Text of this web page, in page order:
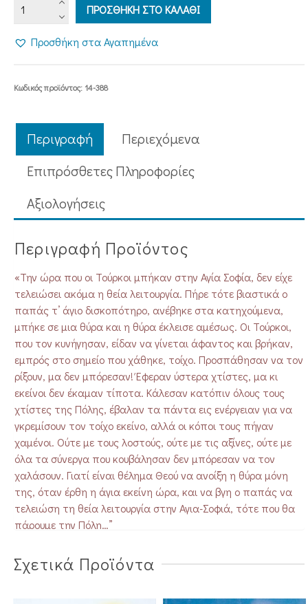
ΤΗΣ
ΠΟΛΗΣ
ΠΡΟΣΘΗΚΗ ΣΤΟ ΚΑΛΑΘΙ
Προσθήκη στα Αγαπημένα
Κωδικός προϊόντος: 14-388
Περιγραφή
Περιεχόμενα
Επιπρόσθετες Πληροφορίες
Aξιολογήσεις
Περιγραφή Προϊόντος
«Την ώρα που οι Τούρκοι μπήκαν στην Αγία Σοφία, δεν είχε
τελειώσει ακόμα η θεία λειτουργία. Πήρε τότε βιαστικά ο
παπάς τ’ άγιο δισκοπότηρο, ανέβηκε στα κατηχούμενα,
μπήκε σε μια θύρα και η θύρα έκλεισε αμέσως. Οι Τούρκοι,
που τον κυνήγησαν, είδαν να γίνεται άφαντος και βρήκαν,
εμπρός στο σημείο που χάθηκε, τοίχο. Προσπάθησαν να τον
ρίξουν, μα δεν μπόρεσαν! Έφεραν ύστερα χτίστες, μα κι
εκείνοι δεν έκαμαν τίποτα. Κάλεσαν κατόπιν όλους τους
χτίστες της Πόλης, έβαλαν τα πάντα εις ενέργειαν για να
γκρεμίσουν τον τοίχο εκείνο, αλλά οι κόποι τους πήγαν
χαμένοι. Ούτε με τους λοστούς, ούτε με τις αξίνες, ούτε με
όλα τα σύνεργα που κουβάλησαν δεν μπόρεσαν να τον
χαλάσουν. Γιατί είναι θέλημα Θεού να ανοίξη η θύρα μόνη
της, όταν έρθη η άγια εκείνη ώρα, και να βγη ο παπάς να
τελειώση τη θεία λειτουργία στην Αγια-Σοφιά, τότε που θα
πάρουμε την Πόλη…”
τα σύνορα να μη χαράσσονται με όπλα. Ο Φώτης
Κόντογλου, συνοδευόμενος από άξιους συνομιλητές, τον π.
Σχετικά Προϊόντα